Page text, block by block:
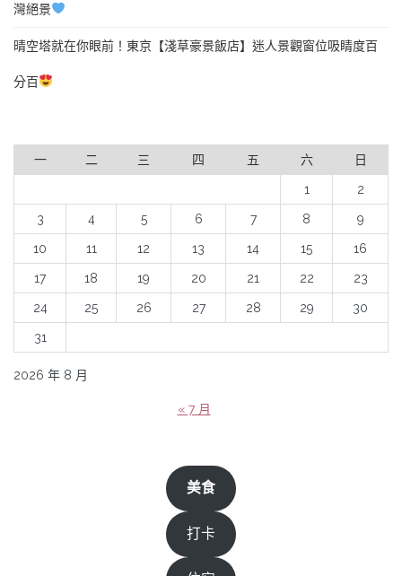
灣絕景
晴空塔就在你眼前！東京【淺草豪景飯店】迷人景觀窗位吸睛度百
分百
2026 年 8 月
一 二 三 四 五 六 日
1 2
3 4 5 6 7 8 9
10 11 12 13 14 15 16
17 18 19 20 21 22 23
24 25 26 27 28 29 30
31
« 7 月
美食
打卡